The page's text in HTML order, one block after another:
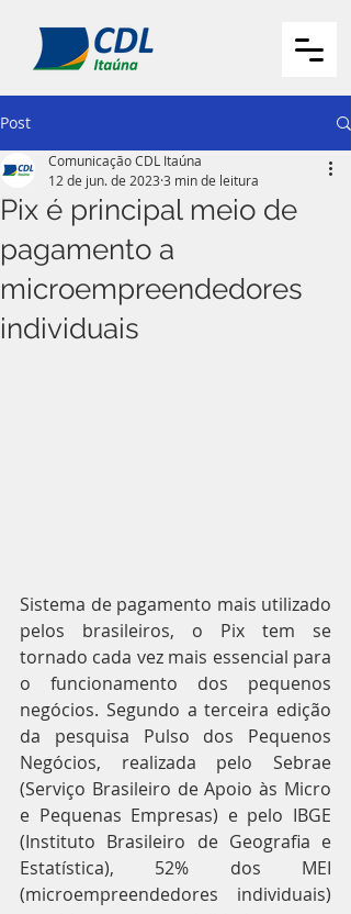
Post
Pix é principal meio de
pagamento a
microempreendedores
individuais
Comunicação CDL Itaúna
12 de jun. de 2023 3 min de leitura
Sistema de pagamento mais utilizado
pelos brasileiros, o Pix tem se
tornado cada vez mais essencial para
o funcionamento dos pequenos
negócios. Segundo a terceira edição
da pesquisa Pulso dos Pequenos
Negócios, realizada pelo Sebrae
(Serviço Brasileiro de Apoio às Micro
e Pequenas Empresas) e pelo IBGE
(Instituto Brasileiro de Geografia e
Estatística), 52% dos MEI
(microempreendedores individuais)